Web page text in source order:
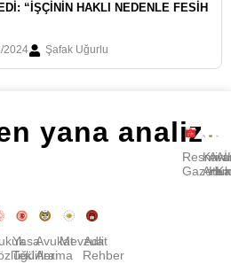
“İŞÇININ HAKLI NEDENLE FESIH
2024 Şafak Uğurlu
yana analiz
Yasa
Teklifleri
Avukat
Arama
Mevzuat
Adli
Rehber
Resmi
Gazete